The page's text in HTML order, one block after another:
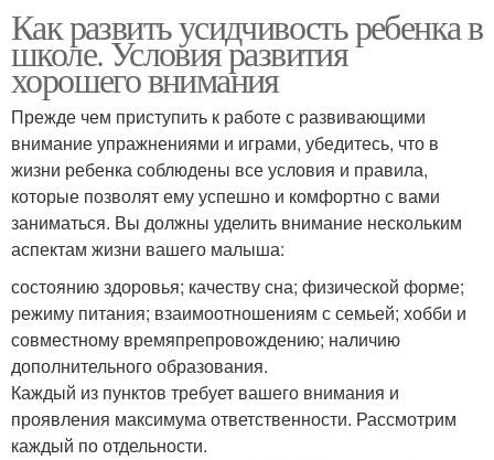
Как развить усидчивость ребенка в
школе. Условия развития
хорошего внимания
Прежде чем приступить к работе с развивающими
внимание упражнениями и играми, убедитесь, что в
жизни ребенка соблюдены все условия и правила,
которые позволят ему успешно и комфортно с вами
заниматься. Вы должны уделить внимание нескольким
аспектам жизни вашего малыша:
состоянию здоровья; качеству сна; физической форме;
режиму питания; взаимоотношениям с семьей; хобби и
совместному времяпрепровождению; наличию
дополнительного образования.
Каждый из пунктов требует вашего внимания и
проявления максимума ответственности. Рассмотрим
каждый по отдельности.